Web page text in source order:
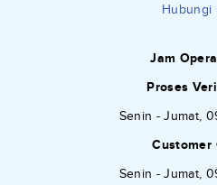
Hubungi
Jam
Proses
Senin - Jumat,
Customer
Senin - Jumat,